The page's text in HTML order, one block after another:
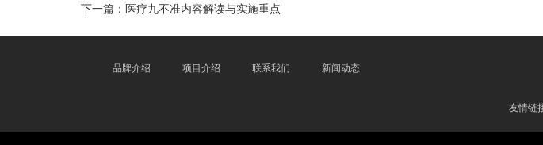
下一篇： 医疗九不准内容解读与实施重点
品牌介绍 项目介绍 联系我们 新闻动态
友情链